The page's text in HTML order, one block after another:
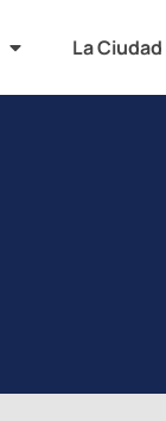
La Ciudad